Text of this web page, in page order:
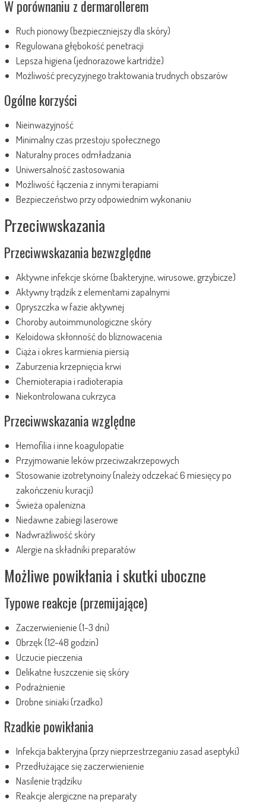
W porównaniu z dermarollerem
Ruch pionowy (bezpieczniejszy dla skóry)
Regulowana głębokość penetracji
Lepsza higiena (jednorazowe kartridże)
Możliwość precyzyjnego traktowania trudnych obszarów
Ogólne korzyści
Nieinwazyjność
Minimalny czas przestoju społecznego
Naturalny proces odmładzania
Uniwersalność zastosowania
Możliwość łączenia z innymi terapiami
Bezpieczeństwo przy odpowiednim wykonaniu
Przeciwwskazania
Przeciwwskazania bezwzględne
Aktywne infekcje skórne (bakteryjne, wirusowe, grzybicze)
Aktywny trądzik z elementami zapalnymi
Opryszczka w fazie aktywnej
Choroby autoimmunologiczne skóry
Keloidowa skłonność do bliznowacenia
Ciąża i okres karmienia piersią
Zaburzenia krzepnięcia krwi
Chemioterapia i radioterapia
Niekontrolowana cukrzyca
Przeciwwskazania względne
Hemofilia i inne koagulopatie
Przyjmowanie leków przeciwzakrzepowych
Stosowanie izotretynoiny (należy odczekać 6 miesięcy po
zakończeniu kuracji)
Świeża opalenizna
Niedawne zabiegi laserowe
Nadwrażliwość skóry
Alergie na składniki preparatów
Możliwe powikłania i skutki uboczne
Typowe reakcje (przemijające)
Zaczerwienienie (1-3 dni)
Obrzęk (12-48 godzin)
Uczucie pieczenia
Delikatne łuszczenie się skóry
Podrażnienie
Drobne siniaki (rzadko)
Rzadkie powikłania
Infekcja bakteryjna (przy nieprzestrzeganiu zasad aseptyki)
Przedłużające się zaczerwienienie
Nasilenie trądziku
Reakcje alergiczne na preparaty